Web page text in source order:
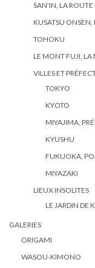
SAN’IN, LA
KUSATSU ONSEN,
TOHOKU
LE MONT FUJI, LA
VILLES ET
TOKYO
KYOTO
MIYAJIMA,
KYUSHU
FUKUOKA,
MIYAZAKI
LIEUX INSOLITES
LE JARDIN DE
GALERIES
ORIGAMI
WASOU-KIMONO